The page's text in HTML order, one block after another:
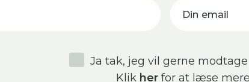
Din email
Ja tak, jeg vil gerne
Klik herfor at læse